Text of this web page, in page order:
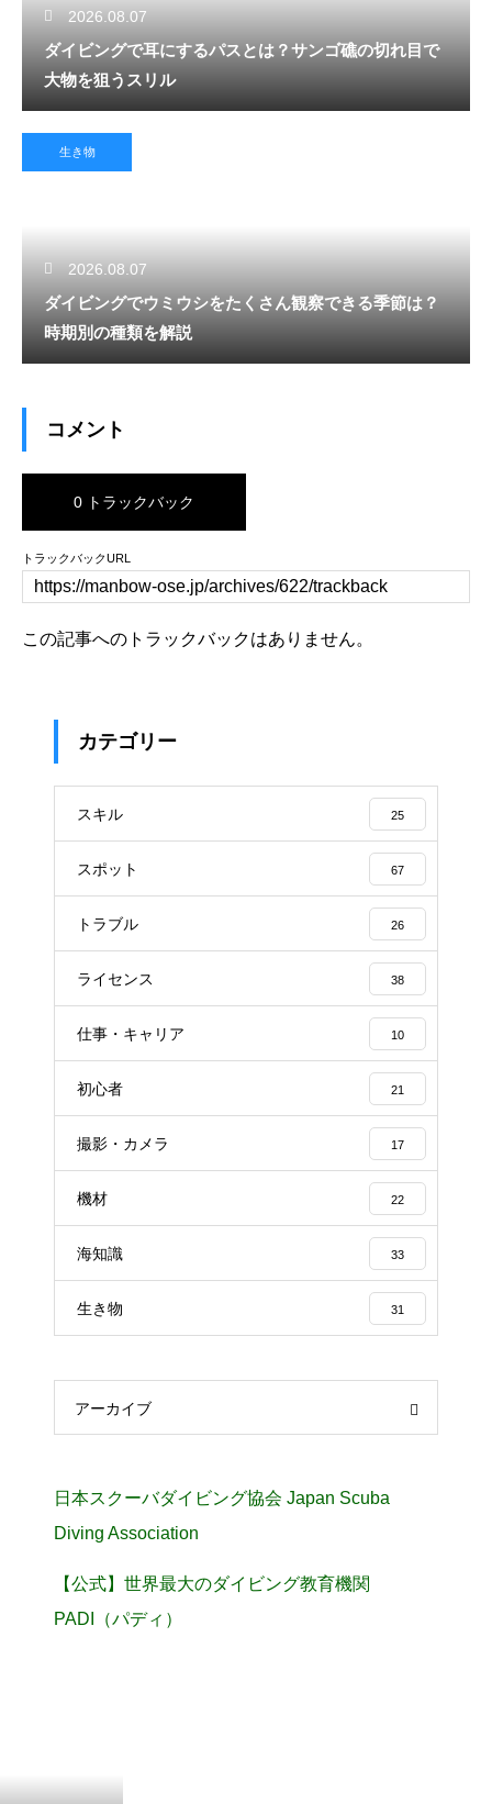
2026.08.07
ダイビングで耳にするパスとは？サンゴ礁の切れ目で
大物を狙うスリル
生き物
2026.08.07
ダイビングでウミウシをたくさん観察できる季節は？
時期別の種類を解説
コメント
0 トラックバック
トラックバックURL
この記事へのトラックバックはありません。
カテゴリー
スキル 25
スポット 67
トラブル 26
ライセンス 38
仕事・キャリア 10
初心者 21
撮影・カメラ 17
機材 22
海知識 33
生き物 31
アーカイブ
日本スクーバダイビング協会 Japan Scuba
Diving Association
【公式】世界最大のダイビング教育機関
PADI（パディ）